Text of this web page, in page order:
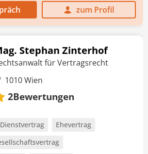
zum Profil
Stephan Zinterhof
für Vertragsrecht
1010 Wien
2Bewertungen
Dienstvertrag
Ehevertrag